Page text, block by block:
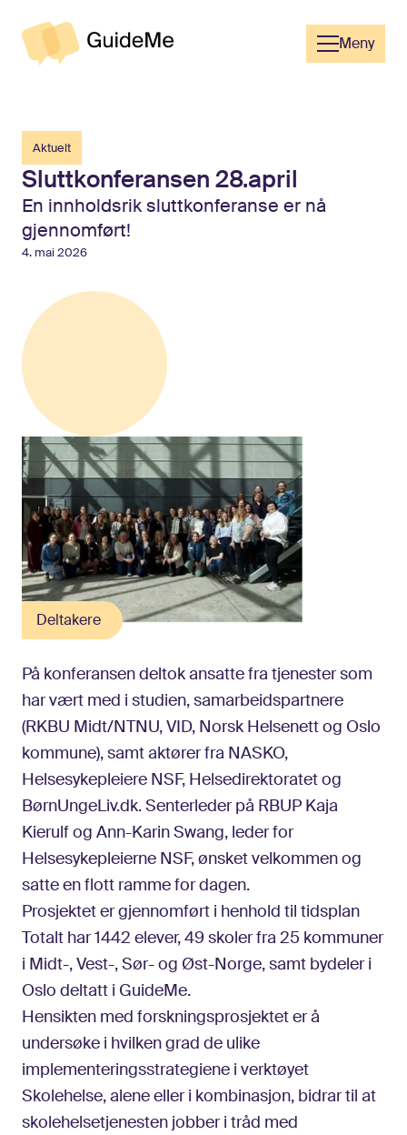
Til forsiden
Meny
Aktuelt
Sluttkonferansen 28.april
En innholdsrik sluttkonferanse er nå
gjennomført!
4. mai 2026
Deltakere
På konferansen deltok ansatte fra tjenester som
har vært med i studien, samarbeidspartnere
(RKBU Midt/NTNU, VID, Norsk Helsenett og Oslo
kommune), samt aktører fra NASKO,
Helsesykepleiere NSF, Helsedirektoratet og
BørnUngeLiv.dk. Senterleder på RBUP Kaja
Kierulf og Ann-Karin Swang, leder for
Helsesykepleierne NSF, ønsket velkommen og
satte en flott ramme for dagen.
Prosjektet er gjennomført i henhold til tidsplan
Totalt har 1442 elever, 49 skoler fra 25 kommuner
i Midt-, Vest-, Sør- og Øst-Norge, samt bydeler i
Oslo deltatt i GuideMe.
Hensikten med forskningsprosjektet er å
undersøke i hvilken grad de ulike
implementeringsstrategiene i verktøyet
Skolehelse, alene eller i kombinasjon, bidrar til at
skolehelsetjenesten jobber i tråd med